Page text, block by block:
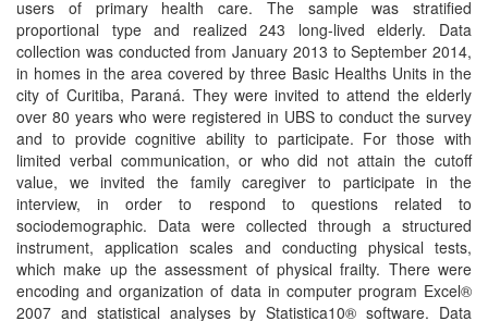
users of primary health care. The sample was stratified
proportional type and realized 243 long-lived elderly. Data
collection was conducted from January 2013 to September 2014,
in homes in the area covered by three Basic Healths Units in the
city of Curitiba, Paraná. They were invited to attend the elderly
over 80 years who were registered in UBS to conduct the survey
and to provide cognitive ability to participate. For those with
limited verbal communication, or who did not attain the cutoff
value, we invited the family caregiver to participate in the
interview, in order to respond to questions related to
sociodemographic. Data were collected through a structured
instrument, application scales and conducting physical tests,
which make up the assessment of physical frailty. There were
encoding and organization of data in computer program Excel®
2007 and statistical analyses by Statistica10® software. Data